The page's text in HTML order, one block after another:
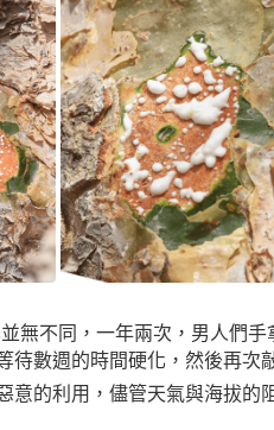
無不同，一年兩次，男人們
數週的時間硬化，然後再次
的利用，儘管天氣與海拔的